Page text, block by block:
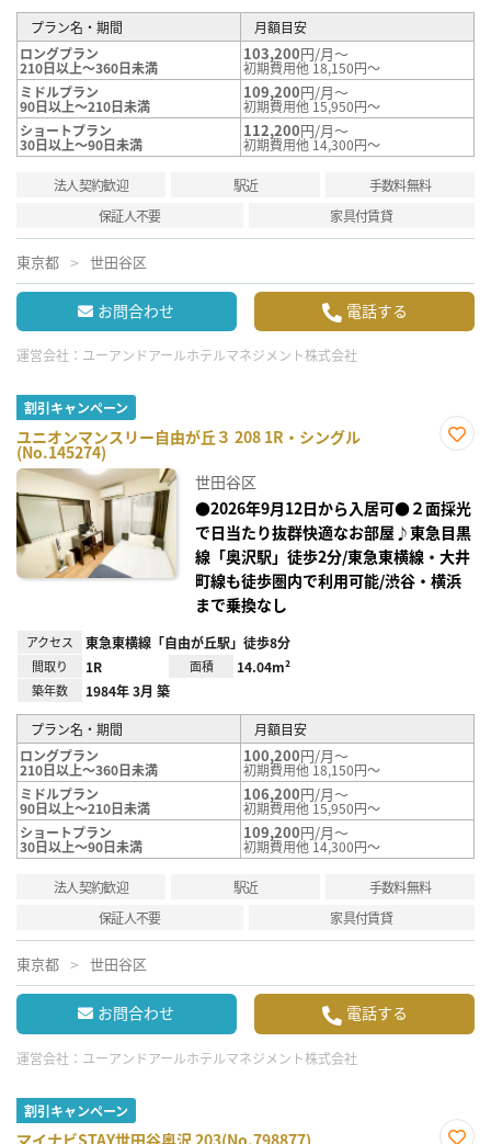
プラン名・期間
月額目安
ロングプラン
210日以上～360日未満
103,200円/月～
初期費用他 18,150円～
ミドルプラン
90日以上～210日未満
109,200円/月～
初期費用他 15,950円～
ショートプラン
30日以上～90日未満
112,200円/月～
初期費用他 14,300円～
法人契約歓迎 駅近
手数料無料
保証人不要
家具付賃貸
東京都 世田谷区
お問合わせ 電話する
運営会社： ユーアンドアールホテルマネジメント株式会社
割引キャンペーン
ユニオンマンスリー自由が丘３ 208 1R・シングル
(No.145274)
録
世田谷区
●2026年9月12日から入居可●２面採光
で日当たり抜群快適なお部屋♪東急目黒
線「奥沢駅」徒歩2分/東急東横線・大井
町線も徒歩圏内で利用可能/渋谷・横浜
まで乗換なし
アクセス 東急東横線「自由が丘駅」徒歩8分
間取り 1R 面積 14.04m²
築年数 1984年 3月 築
プラン名・期間
月額目安
ロングプラン
210日以上～360日未満
100,200円/月～
初期費用他 18,150円～
ミドルプラン
90日以上～210日未満
106,200円/月～
初期費用他 15,950円～
ショートプラン
30日以上～90日未満
109,200円/月～
初期費用他 14,300円～
法人契約歓迎 駅近
手数料無料
保証人不要
家具付賃貸
東京都 世田谷区
お問合わせ 電話する
運営会社： ユーアンドアールホテルマネジメント株式会社
割引キャンペーン
マイナビSTAY世田谷奥沢 203(No.798877)